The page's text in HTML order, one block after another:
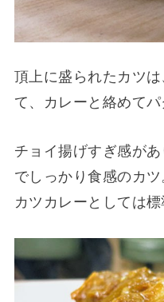
頂上に盛られたカツ
て、カレーと絡めてパ
チョイ揚げすぎ感が
でしっかり食感のカ
カツカレーとしては標